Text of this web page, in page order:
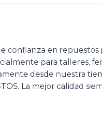
confianza en
para talleres,
desde nuestra
La mejor calidad